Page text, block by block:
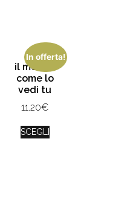
In offerta!
il mondo
come lo
vedi tu
11.20€
SCEGLI